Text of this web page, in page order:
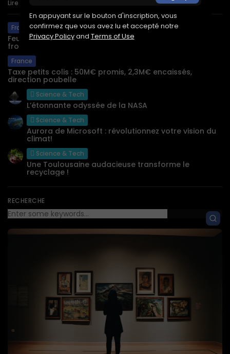
RECHERCHE
Lire aussi :
France
Feux en Gironde : des pompiers obligés de quitter le
front des...
France
Taxe petits colis : 50M€ promis, 2,3M€ encaissés,
direction poubelle
Science & Tech
L’étonnante odyssée de la NASA
Science & Tech
Aurora de Microsoft : révolutionnez votre vision du
climat!
Science & Tech
Une Toulousaine audacieuse transforme le
recyclage !
En appuyant sur le bouton d'inscription, vous
confirmez que vous avez lu et accepté notre
Privacy Policyand Terms of Use